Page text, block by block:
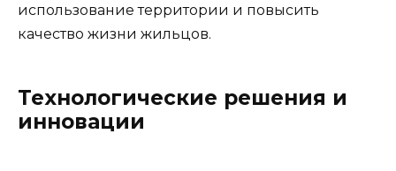
использование территории и повысить
качество жизни жильцов.
Технологические решения и
инновации